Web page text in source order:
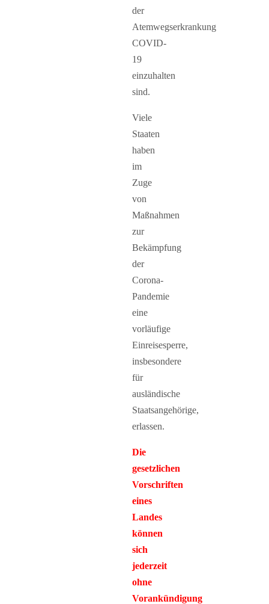
der
Atemwegserkrankung
COVID-
19
einzuhalten
sind.
Viele
Staaten
haben
im
Zuge
von
Maßnahmen
zur
Bekämpfung
der
Corona-
Pandemie
eine
vorläufige
Einreisesperre,
insbesondere
für
ausländische
Staatsangehörige,
erlassen.
Die
gesetzlichen
Vorschriften
eines
Landes
können
sich
jederzeit
ohne
Vorankündigung